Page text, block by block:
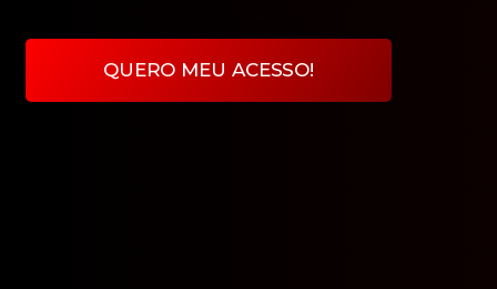
QUERO MEU ACESSO!